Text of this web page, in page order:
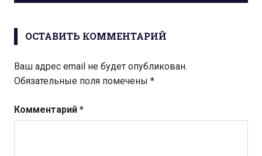
ОСТАВИТЬ КОММЕНТАРИЙ
Ваш адрес email не будет опубликован.
Обязательные поля помечены *
Комментарий *